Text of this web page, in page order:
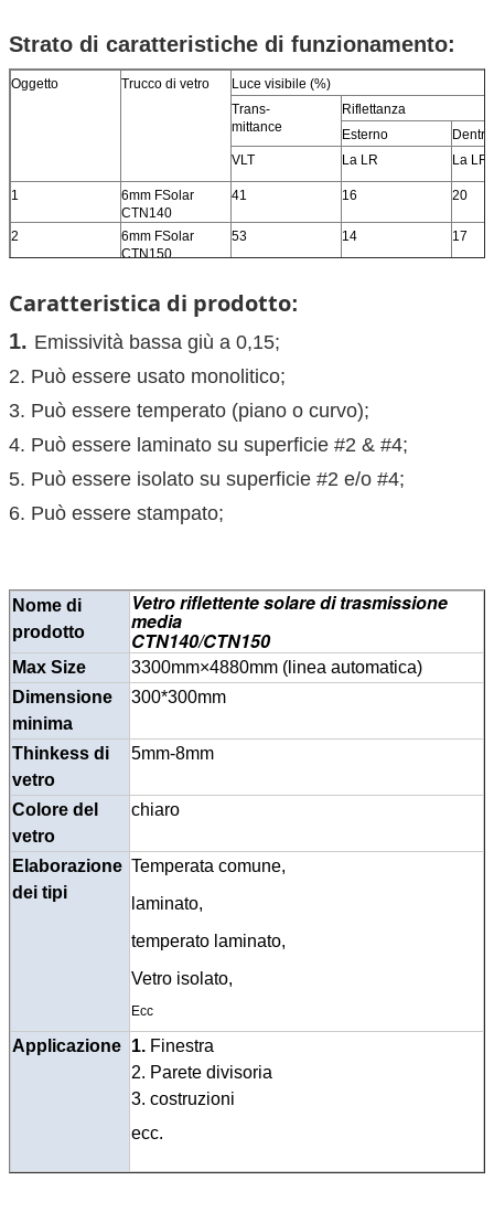
Strato di caratteristiche di funzionamento:
Oggetto Trucco di vetro
Luce visibile (%)
Trans-
mittance
Riflettanza
Esterno
Dentro
VLT
La LR La LR
1
6mm FSolar
CTN140
41 16 20
2
6mm FSolar
CTN150
53 14 17
Caratteristica di prodotto:
1. Emissività bassa giù a 0,15;
2. Può essere usato monolitico;
3. Può essere temperato (piano o curvo);
4. Può essere laminato su superficie #2 & #4;
5. Può essere isolato su superficie #2 e/o #4;
6. Può essere stampato;
Nome di
prodotto
Vetro riflettente solare di trasmissione
media
CTN140/CTN150
Max Size
3300mm×4880mm (linea automatica)
Dimensione
minima
300*300mm
Thinkess di
vetro
5mm-8mm
Colore del
vetro
chiaro
Elaborazione
dei tipi
Temperata comune,
laminato,
temperato laminato,
Vetro isolato,
Ecc
Applicazione 1. Finestra
2. Parete divisoria
3. costruzioni
ecc.